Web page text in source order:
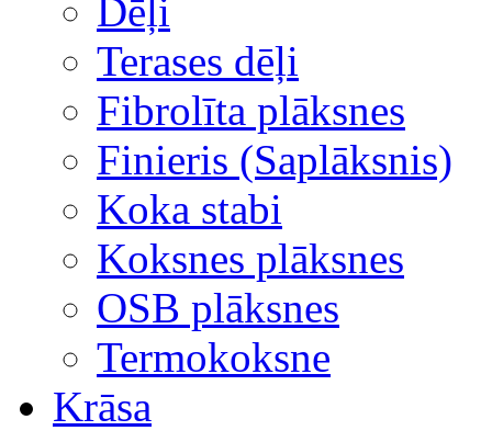
Dēļi
Terases dēļi
Fibrolīta plāksnes
Finieris (Saplāksnis)
Koka stabi
Koksnes plāksnes
OSB plāksnes
Termokoksne
Krāsa